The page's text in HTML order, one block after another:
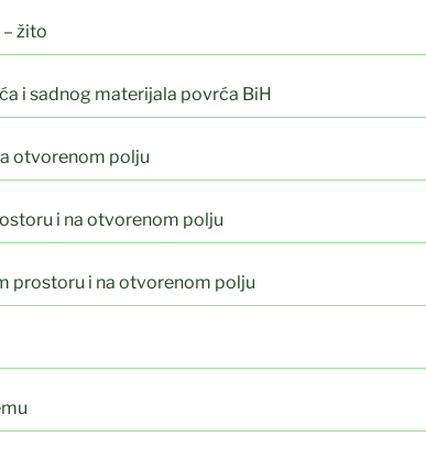
žito
i sadnog materijala povrća BiH
otvorenom polju
i na otvorenom polju
prostoru i na otvorenom polju